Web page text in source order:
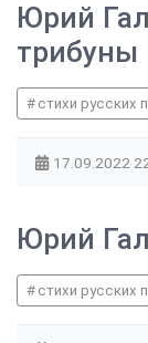
Юрий
трибуны
стихи русских
17.09.2022
Юрий
стихи русских